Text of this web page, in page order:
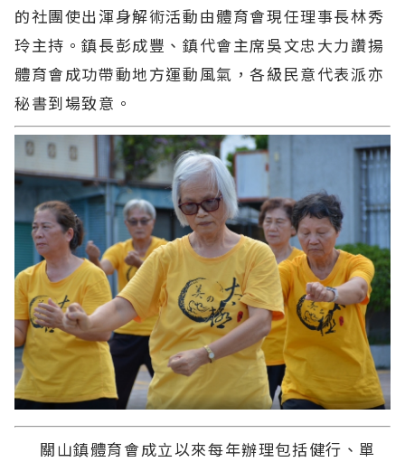
的社團使出渾身解術活動由體育會現任理事長林秀
玲主持。鎮長彭成豐、鎮代會主席吳文忠大力讚揚
體育會成功帶動地方運動風氣，各級民意代表派亦
秘書到場致意。
關山鎮體育會成立以來每年辦理包括健行、單